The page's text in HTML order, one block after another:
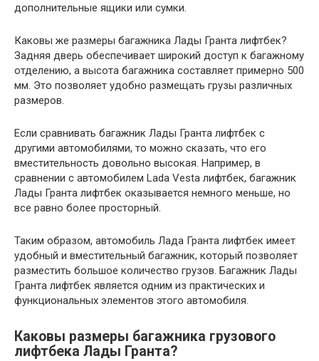
дополнительные ящики или сумки.
Каковы же размеры багажника Лады Гранта лифтбек?
Задняя дверь обеспечивает широкий доступ к багажному
отделению, а высота багажника составляет примерно 500
мм. Это позволяет удобно размещать грузы различных
размеров.
Если сравнивать багажник Лады Гранта лифтбек с
другими автомобилями, то можно сказать, что его
вместительность довольно высокая. Например, в
сравнении с автомобилем Lada Vesta лифтбек, багажник
Лады Гранта лифтбек оказывается немного меньше, но
все равно более просторный.
Таким образом, автомобиль Лада Гранта лифтбек имеет
удобный и вместительный багажник, который позволяет
разместить большое количество грузов. Багажник Лады
Гранта лифтбек является одним из практических и
функциональных элементов этого автомобиля.
Каковы размеры багажника грузового
лифтбека Лады Гранта?